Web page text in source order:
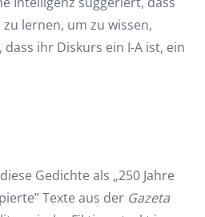
lernen, um zu wissen,
ihr Diskurs ein I-A ist, ein
Gedichte als „250 Jahre
Texte aus der Gazeta